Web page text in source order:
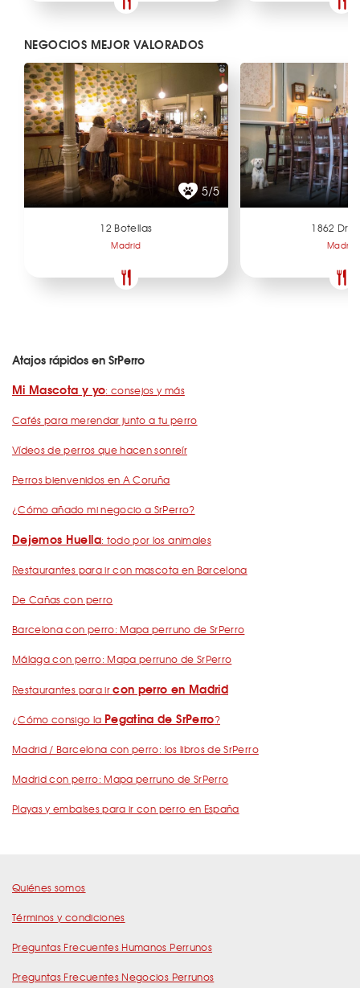
NEGOCIOS MEJOR VALORADOS
5/5
12 Botellas
Madrid
1862 Dry
Madrid
Atajos rápidos en SrPerro
Mi Mascota y yo: consejos y más
Cafés para merendar junto a tu perro
Vídeos de perros que hacen sonreír
Perros bienvenidos en A Coruña
¿Cómo añado mi negocio a SrPerro?
Dejemos Huella: todo por los animales
Restaurantes para ir con mascota en Barcelona
De Cañas con perro
Barcelona con perro: Mapa perruno de SrPerro
Málaga con perro: Mapa perruno de SrPerro
Restaurantes para ircon perro en Madrid
¿Cómo consigo la Pegatina de SrPerro?
Madrid / Barcelona con perro: los libros de SrPerro
Madrid con perro: Mapa perruno de SrPerro
Playas y embalses para ir con perro en España
Quiénes somos
Términos y condiciones
Preguntas Frecuentes Humanos Perrunos
Preguntas Frecuentes Negocios Perrunos